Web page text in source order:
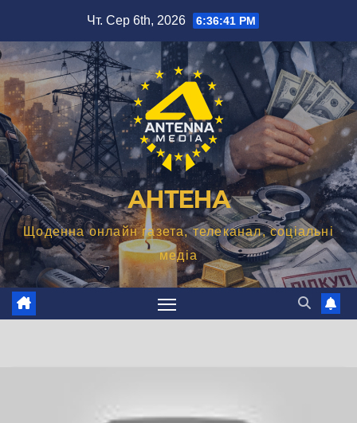
вмісту
Чт. Сер 6th, 2026 6:36:42 PM
АНТЕНА
Щоденна онлайн газета, телеканал, соціальні
медіа